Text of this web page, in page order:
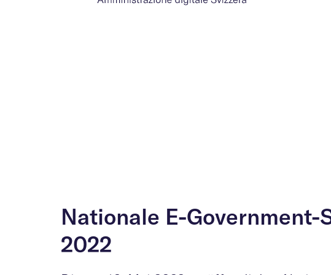
Nationale E-Government-
2022